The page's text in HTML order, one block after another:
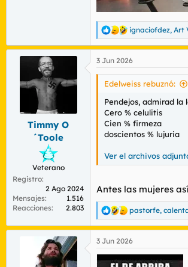
R
e
a
c
c
e
ignaciofdez, Art
Timmy O
´Toole
Veterano
Registro
2 Ago 2024
Mensajes
1.516
Reacciones
2.803
3 Jun 2026
Edelweiss rebuznó:
Pendejos, admirad la
Cero % celulitis
Cien % firmeza
doscientos % lujuria
Ver el archivos
Antes las mujeres
R
e
a
c
c
i
pastorfe,
3 Jun 2026